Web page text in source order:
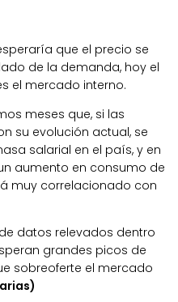
que el precio se
de la demanda, hoy el
el mercado interno.
meses que, si las
su evolución actual, se
salarial en el país, y en
aumento en consumo de
muy correlacionado con
datos relevados dentro
grandes picos de
sobreoferte el mercado